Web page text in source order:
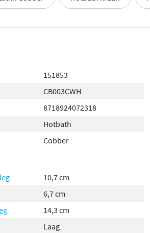
151853
CB003CWH
8718924072318
Hotbath
Cobber
10,7 cm
6,7 cm
14,3 cm
Laag